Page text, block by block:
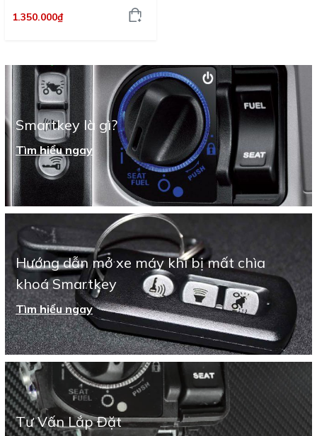
1.350.000₫
Smartkey là gì?
Tìm hiểu ngay
Hướng dẫn mở xe máy khi bị mất chìa
khoá Smartkey
Tìm hiểu ngay
Tư Vấn Lắp Đặt